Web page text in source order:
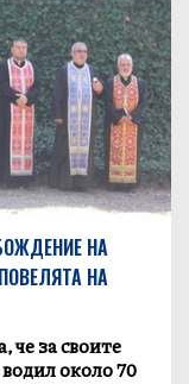
НА
НА
че за своите
около 70